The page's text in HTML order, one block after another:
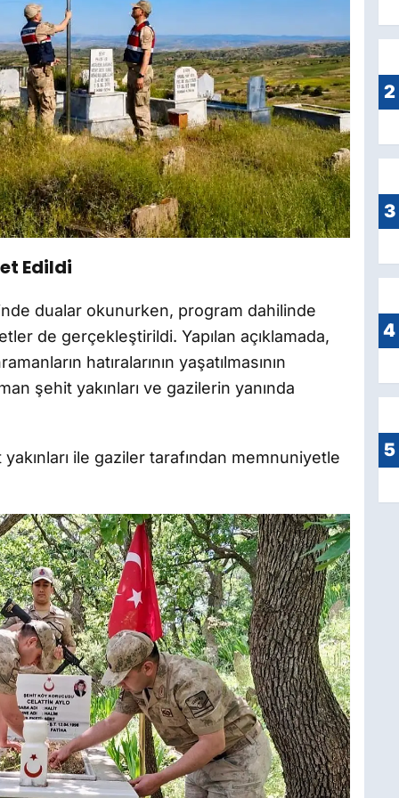
Edildi
dualar okunurken, program dahilinde
de gerçekleştirildi. Yapılan açıklamada,
hatıralarının yaşatılmasının
şehit yakınları ve gazilerin yanında
ile gaziler tarafından memnuniyetle
2
3
4
5